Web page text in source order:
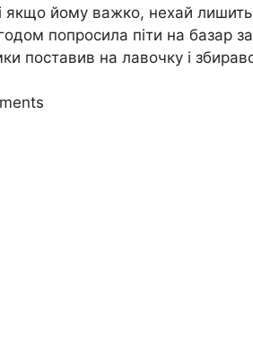
якщо йому важко, нехай
попросила піти на базар
поставив на лавочку і